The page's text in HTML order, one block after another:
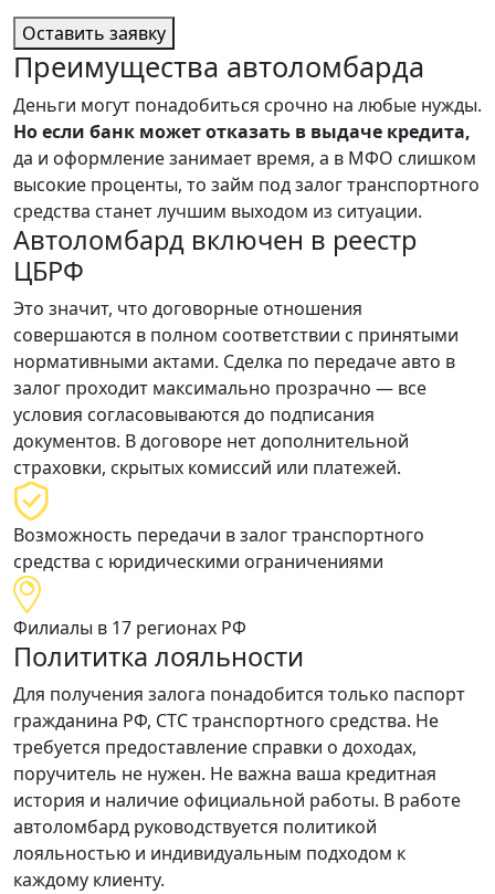
Оставить заявку
Преимущества автоломбарда
Деньги могут понадобиться срочно на любые нужды.
Но если банк может отказать в выдаче кредита,
да и оформление занимает время, а в МФО слишком
высокие проценты, то займ под залог транспортного
средства станет лучшим выходом из ситуации.
Автоломбард включен в реестр
ЦБРФ
Это значит, что договорные отношения
совершаются в полном соответствии с принятыми
нормативными актами. Сделка по передаче авто в
залог проходит максимально прозрачно — все
условия согласовываются до подписания
документов. В договоре нет дополнительной
страховки, скрытых комиссий или платежей.
Возможность передачи в залог транспортного
средства с юридическими ограничениями
Филиалы в 17 регионах РФ
Полититка лояльности
Для получения залога понадобится только паспорт
гражданина РФ, СТСтранспортного средства. Не
требуется предоставление справки о доходах,
поручитель не нужен. Не важна ваша кредитная
история и наличие официальной работы. В работе
автоломбард руководствуется политикой
лояльностью и индивидуальным подходом к
каждому клиенту.